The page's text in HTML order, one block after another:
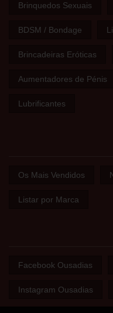
Brinquedos Sexuais
BDSM / Bondage
Brincadeiras Eróticas
Aumentadores de Pénis
Lubrificantes
Os Mais Vendidos
Listar por Marca
Facebook Ousadias
Instagram Ousadias